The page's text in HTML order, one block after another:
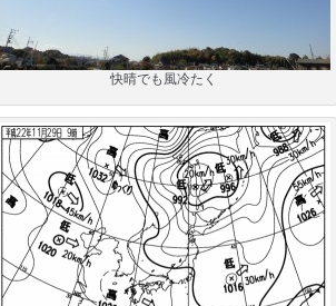
快晴でも風冷たく